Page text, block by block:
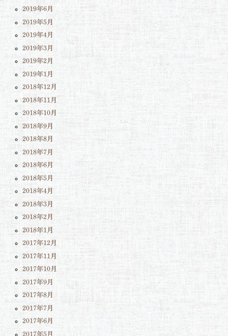
2019年6月
2019年5月
2019年4月
2019年3月
2019年2月
2019年1月
2018年12月
2018年11月
2018年10月
2018年9月
2018年8月
2018年7月
2018年6月
2018年5月
2018年4月
2018年3月
2018年2月
2018年1月
2017年12月
2017年11月
2017年10月
2017年9月
2017年8月
2017年7月
2017年6月
2017年5月